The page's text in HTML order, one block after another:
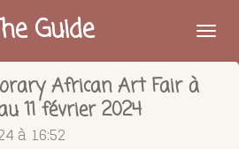
Guide
African Art Fair à
11 février 2024
à 16:52